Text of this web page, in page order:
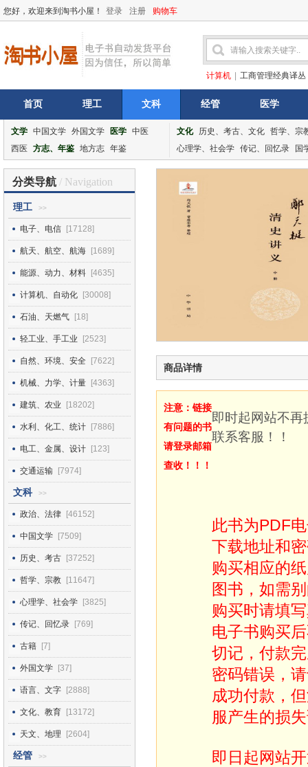
您好，欢迎来到淘书小屋！ 登录 注册 购物车
计算机 工商管理经典译丛
首页 理工 文科 经管 医学
文学 中国文学 外国文学 医学 中医
西医
方志、年鉴 地方志 年鉴
文化 历史、考古、文化 哲学、宗
心理学、社会学 传记、回忆录 国
分类导航 / Navigation
理工 >>
电子、电信 [17128]
航天、航空、航海 [1689]
能源、动力、材料 [4635]
计算机、自动化 [30008]
石油、天燃气 [18]
轻工业、手工业 [2523]
自然、环境、安全 [7622]
机械、力学、计量 [4363]
建筑、农业 [18202]
水利、化工、统计 [7886]
电工、金属、设计 [123]
交通运输 [7974]
文科 >>
政治、法律 [46152]
中国文学 [7509]
历史、考古 [37252]
哲学、宗教 [11647]
心理学、社会学 [3825]
传记、回忆录 [769]
古籍 [7]
外国文学 [37]
语言、文字 [2888]
文化、教育 [13172]
天文、地理 [2604]
经管 >>
商品详情
注意：链接
有问题的书
请登录邮箱
查收！！！
即时起网站不
联系客服！！
此书为PDF
下载地址和
购买相应的
图书，如需
购买时请填
电子书购买
切记，付款
密码错误，
成功付款，
服产生的损
即日起网站